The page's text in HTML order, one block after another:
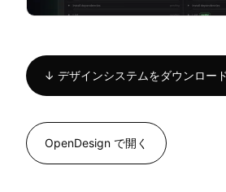
↓ デザインシステムをダウンロー
OpenDesign で開く